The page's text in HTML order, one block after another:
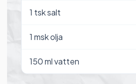
1 tsk salt
1 msk olja
150ml vatten